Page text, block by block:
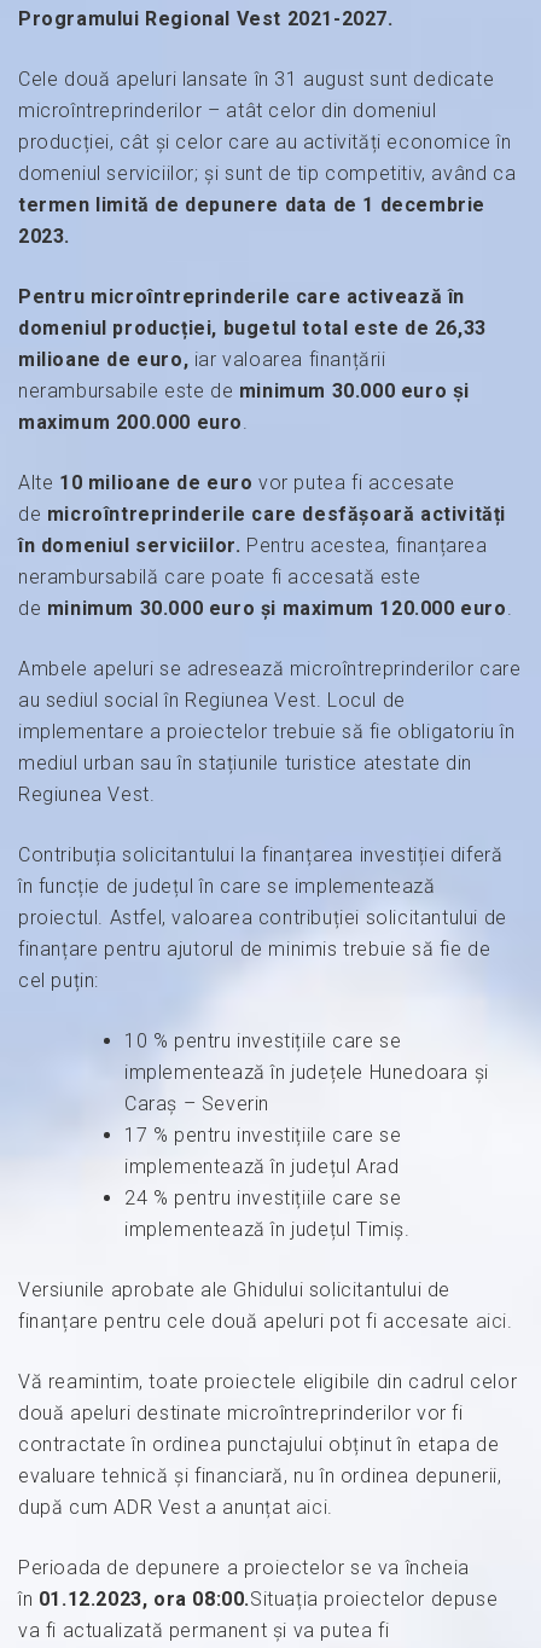
Programului Regional Vest 2021-2027.
Cele două apeluri lansate în 31 august sunt dedicate
microîntreprinderilor – atât celor din domeniul
producției, cât și celor care au activități economice în
domeniul serviciilor; și sunt de tip competitiv, având ca
termen limită de depunere data de 1 decembrie
2023.
Pentru microîntreprinderile care activează în
domeniul producției, bugetul total este de 26,33
milioane de euro, iar valoarea finanțării
nerambursabile este de minimum 30.000 euro si
maximum 200.000 euro
Alte 10 milioane de euro vor putea fi accesate
de microîntreprinderile care desfășoară activități
în domeniul serviciilor. Pentru acestea, finanțarea
nerambursabilă care poate fi accesată este
de minimum 30.000 euro și maximum 120.000 euro
Ambele apeluri se adresează microîntreprinderilor care
au sediul social în Regiunea Vest. Locul de
implementare a proiectelor trebuie să fie obligatoriu în
mediul urban sau în stațiunile turistice atestate din
Regiunea Vest.
Contribuția solicitantului la finanțarea investiției diferă
în funcție de județul în care se implementează
proiectul. Astfel, valoarea contribuției solicitantului de
finanțare pentru ajutorul de minimis trebuie să fie de
cel puțin:
10 % pentru investițiile care se
implementează în județele Hunedoara și
Caraș – Severin
17 % pentru investițiile care se
implementează în județul Arad
24 % pentru investițiile care se
implementează în județul Timiș.
Versiunile aprobate ale Ghidului solicitantului de
finanțare pentru cele două apeluri pot fi accesate aici
Vă reamintim, toate proiectele eligibile din cadrul celor
două apeluri destinate microîntreprinderilor vor fi
contractate în ordinea punctajului obținut în etapa de
evaluare tehnică și financiară, nu în ordinea depunerii,
după cum ADR Vest a anunțat aici
Perioada de depunere a proiectelor se va încheia
în 01.12.2023, ora 08:00.Situația proiectelor depuse
va fi actualizată permanent și va putea fi